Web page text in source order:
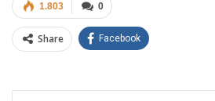
0
1.803
Share Facebook